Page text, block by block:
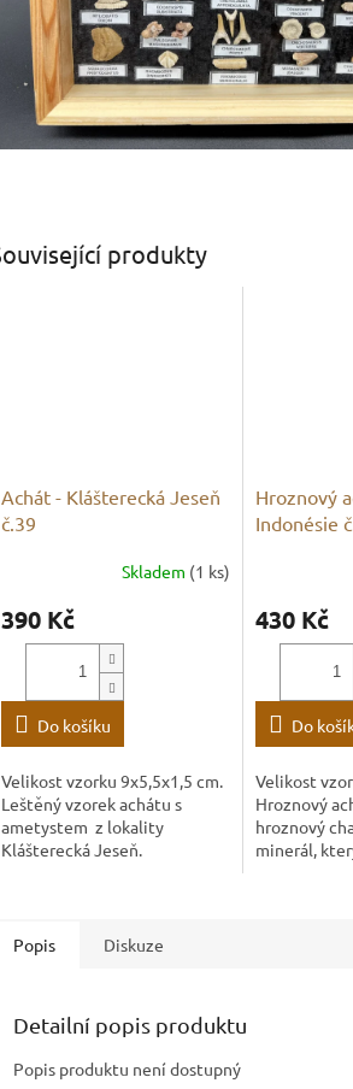
produkty
Achát - Klášterecká Jeseň
č.39
Skladem (1 ks)
390 Kč
Do košíku
Velikost vzorku 9x5,5x1,5 cm.
Leštěný vzorek achátu s
ametystem z lokality
Klášterecká Jeseň.
Hroznový
Indonésie
430 Kč
Do
Velikost
Hroznový
hroznový
minerál,
Popis Diskuze
Detailní popis produktu
Popis produktu není dostupný